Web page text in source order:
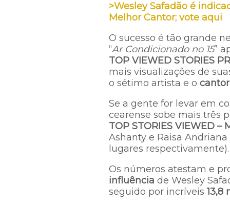
>Wesley Safadão é
Melhor Cantor; vote aqui
O sucesso é tão grande
“Ar Condicionado no 15”
TOP VIEWED STORIES
mais visualizações de
o sétimo artista e o
Se a gente for levar em
cearense sobe mais três
TOP STORIES VIEWED –
Ashanty e Raisa Andriana
lugares respectivamente).
Os números atestam e
influência de Wesley
seguido por incríveis13,8